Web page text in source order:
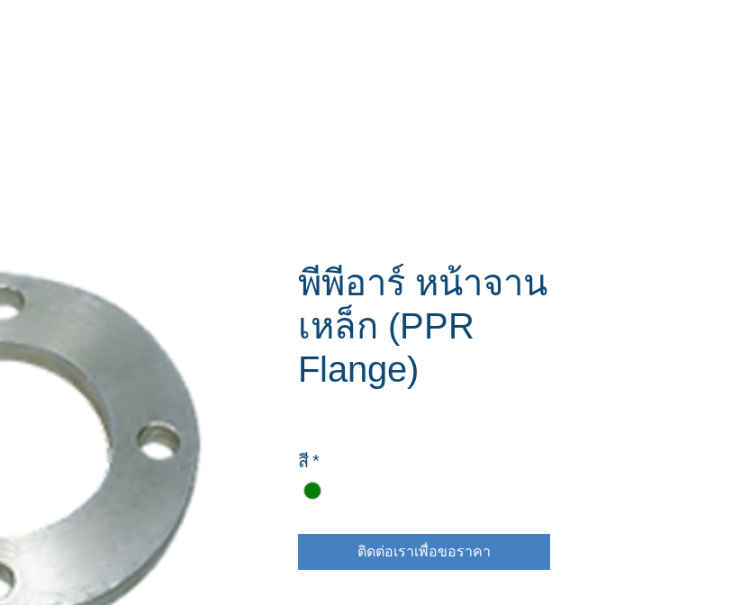
พีพีอาร์ หน้าจาน
เหล็ก (PPR
Flange)
สี*
ติดต่อเราเพื่อขอราคา